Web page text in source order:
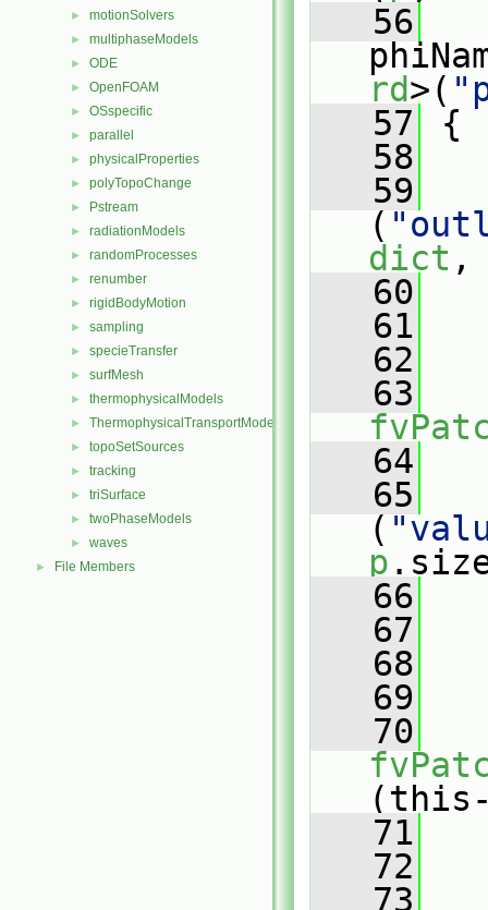
► motionSolvers
► multiphaseModels
► ODE
► OpenFOAM
► OSspecific
► parallel
► physicalProperties
► polyTopoChange
► Pstream
► radiationModels
► randomProcesses
► renumber
► rigidBodyMotion
► sampling
► specieTransfer
► surfMesh
► thermophysicalModels
► ThermophysicalTransportModels
► topoSetSources
► tracking
► triSurface
► twoPhaseModels
► waves
► File Members
   56
rd>(
   57
{
   58
   59
(
dict
   60
   61
   62
   63
   64
   65
(
p
   66
   67
   68
   69
   70
   71
   72
   73